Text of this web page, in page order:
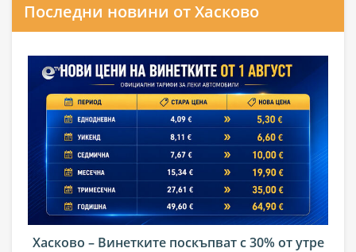
Последни новини от Хасково
Хасково – Винетките поскъпват с 30% от утре